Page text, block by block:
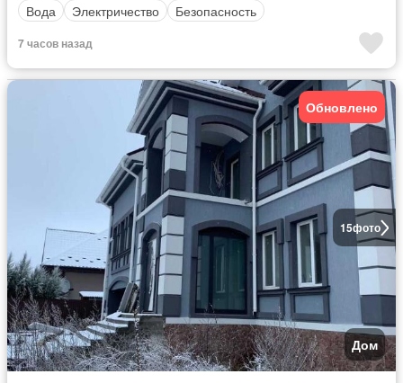
Вода
Электричество Безопасность
7 часов назад
15фото
Обновлено
Дом